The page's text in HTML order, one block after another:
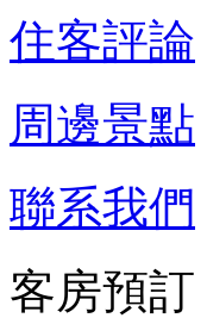
住客評論
周邊景點
聯系我們
客房預訂